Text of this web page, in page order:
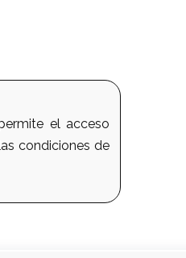
el acceso
condiciones de